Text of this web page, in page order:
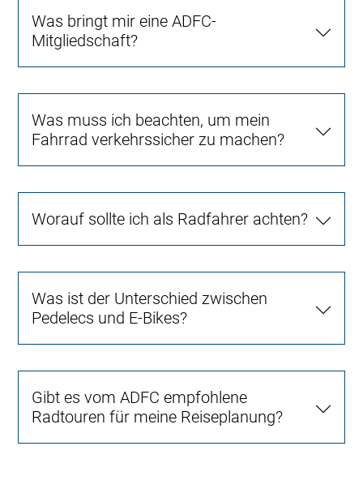
Was bringt mir eine ADFC-
Mitgliedschaft?
Was muss ich beachten, um mein
Fahrrad verkehrssicher zu machen?
Worauf sollte ich als Radfahrer achten?
Was ist der Unterschied zwischen
Pedelecs und E-Bikes?
Gibt es vom ADFC empfohlene
Radtouren für meine Reiseplanung?